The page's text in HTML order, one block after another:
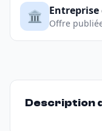
🏛️ Offre
Description